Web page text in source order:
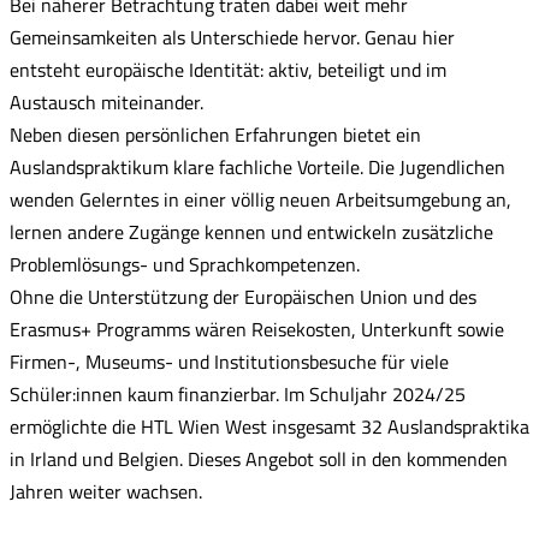
Gemeinsamkeiten als Unterschiede hervor. Genau hier
entsteht europäische Identität: aktiv, beteiligt und im
Austausch miteinander.
Neben diesen persönlichen Erfahrungen bietet ein
Auslandspraktikum klare fachliche Vorteile. Die Jugendlichen
wenden Gelerntes in einer völlig neuen Arbeitsumgebung an,
lernen andere Zugänge kennen und entwickeln zusätzliche
Problemlösungs- und Sprachkompetenzen.
Ohne die Unterstützung der Europäischen Union und des
Erasmus+ Programms wären Reisekosten, Unterkunft sowie
Firmen-, Museums- und Institutionsbesuche für viele
Schüler:innen kaum finanzierbar. Im Schuljahr 2024/25
ermöglichte die HTL Wien West insgesamt 32 Auslandspraktika
in Irland und Belgien. Dieses Angebot soll in den kommenden
Jahren weiter wachsen.